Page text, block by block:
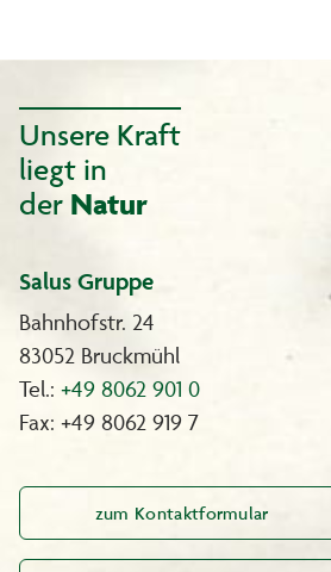
Unsere Kraft
liegt in
der Natur
Salus Gruppe
Bahnhofstr. 24
83052 Bruckmühl
Tel.: +49 8062 901 0
Fax: +49 8062 919 7
zum Kontaktformular